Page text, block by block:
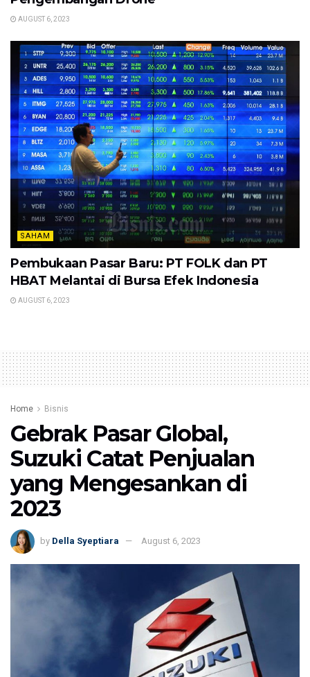
AUGUST 6, 2023
SAHAM
Pembukaan Pasar Baru: PT FOLK dan PT
HBAT Melantai di Bursa Efek Indonesia
AUGUST 6, 2023
Home Bisnis
Gebrak Pasar Global,
Suzuki Catat Penjualan
yang Mengesankan di
2023
by Della Syeptiara August 6, 2023